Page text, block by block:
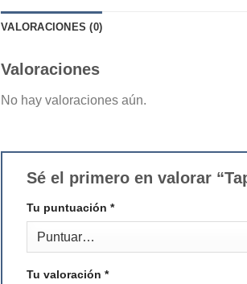
VALORACIONES (0)
Valoraciones
No hay valoraciones aún.
Sé el primero en valorar
Tu puntuación *
Tu valoración *